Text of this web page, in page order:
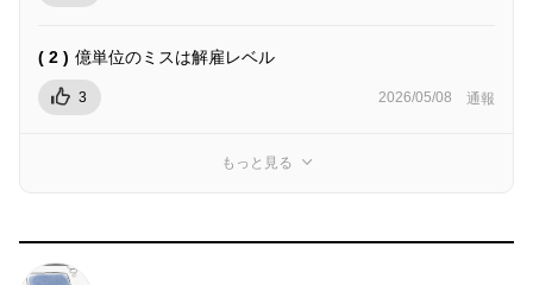
( 2 ) 億単位のミスは解雇レベル
3 2026/05/08 通報
もっと見る